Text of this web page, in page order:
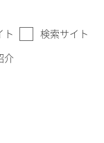
ト 検索サイト
介